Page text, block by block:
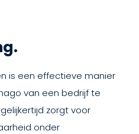
is een effectieve manier
van een bedrijf te
zorgt voor
onder